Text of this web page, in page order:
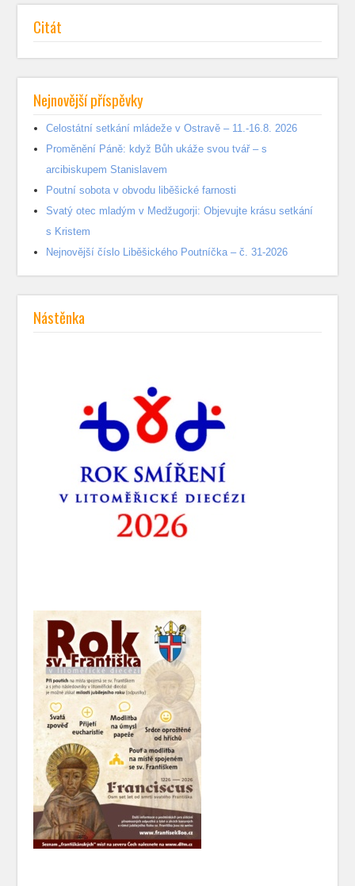
Citát
Nejnovější příspěvky
Celostátní setkání mládeže v Ostravě – 11.-16.8. 2026
Proměnění Páně: když Bůh ukáže svou tvář – s
arcibiskupem Stanislavem
Poutní sobota v obvodu liběšické farnosti
Svatý otec mladým v Medžugorji: Objevujte krásu setkání
s Kristem
Nejnovější číslo Liběšického Poutníčka – č. 31-2026
Nástěnka